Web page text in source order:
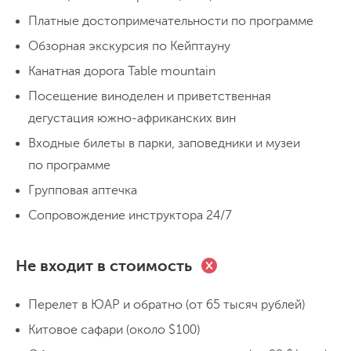
восточном склоне горыботанический
сад Кирстенбош . Здесь представлены
Мыс Доброй Надежды и пляж с
пингвинами
Сегодня нас ждёт
Следующая точка –пляж Валунов
единственный вид пингвинов, живущий в
зазабавнымиптицами, делаем лучшие
кадры и
возвращаемся в Кейптаун
Поездка 130 км
Прогулка налегке 5 км
Ночёвка в гостинице
Платные достопримечательности по программе
Обзорная экскурсия по Кейптауну
Канатная дорога Table mountain
Посещение виноделен и приветственная
дегустация южно-африканских вин
Входные билеты в парки, заповедники и музеи
по программе
Групповая аптечка
Сопровождение инструктора 24/7
Не входит в стоимость
Перелет в ЮАР и обратно (от 65 тысяч рублей)
Китовое сафари (около $100)